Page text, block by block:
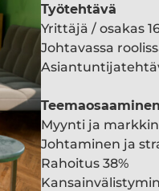
Työtehtävä
Yrittäjä / osakas
Johtavassa
Teemaosaaminen
Myynti ja
Johtaminen ja
Rahoitus 38%